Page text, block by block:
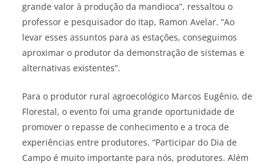
grande valor à produção da mandioca”, ressaltou o
professor e pesquisador do Itap, Ramon Avelar. “Ao
levar esses assuntos para as estações, conseguimos
aproximar o produtor da demonstração de sistemas e
alternativas existentes”.
Para o produtor rural agroecológico Marcos Eugênio, de
Florestal, o evento foi uma grande oportunidade de
promover o repasse de conhecimento e a troca de
experiências entre produtores. “Participar do Dia de
Campo é muito importante para nós, produtores. Além